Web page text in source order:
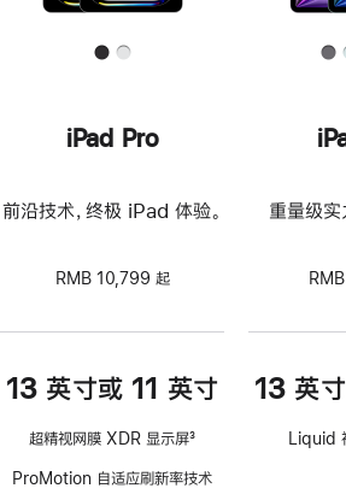
iPad Pro
前沿技术，终极 iPad 体验。
RMB 10,799 起
13 英寸或 11 英寸
超精视网膜 XDR 显示屏
注
3
ProMotion 自适应刷新率技术
重量级实
13 英
Liquid